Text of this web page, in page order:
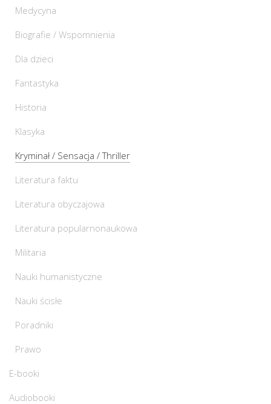
Medycyna
Biografie / Wspomnienia
Dla dzieci
Fantastyka
Historia
Klasyka
Kryminał / Sensacja / Thriller
Literatura faktu
Literatura obyczajowa
Literatura popularnonaukowa
Militaria
Nauki humanistyczne
Nauki ścisłe
Poradniki
Prawo
E-booki
Audiobooki